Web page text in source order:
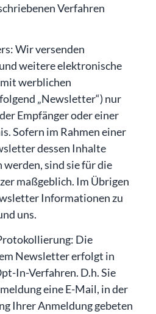
Verfahren
Wir versenden
weitere elektronische
werblichen
„Newsletter“) nur
Empfänger oder einer
Sofern im Rahmen einer
dessen Inhalte
sind sie für die
maßgeblich. Im Übrigen
Informationen zu
uns.
Die
Newsletter erfolgt in
In-Verfahren. D.h. Sie
eine E-Mail, in der
Ihrer Anmeldung gebeten